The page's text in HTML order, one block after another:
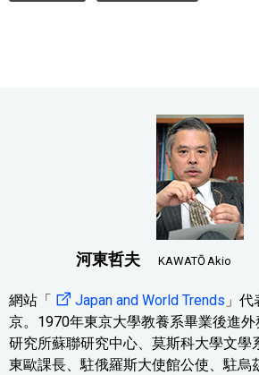
河東哲夫 KAWATŌ Akio
網站「 Japan and World Trends 」
京。1970年東京大學教養系畢業後進
研究所蘇聯研究中心、莫斯科大學文學
東歐課長、駐俄羅斯大使館公使、駐烏